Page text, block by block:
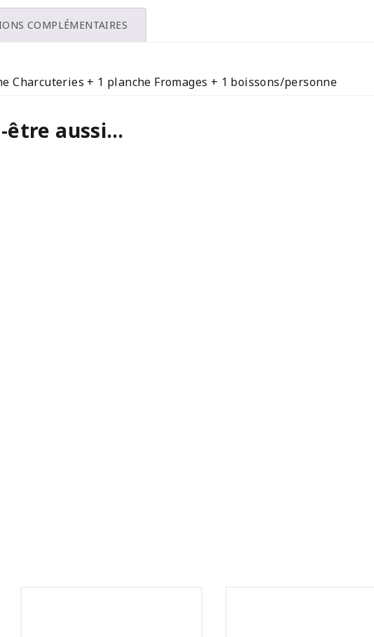
COMPLÉMENTAIRES
Charcuteries + 1 planche Fromages + 1 boissons/personne
être aussi…